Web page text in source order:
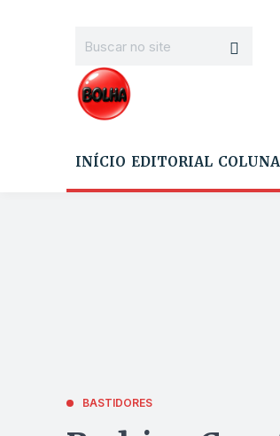
INÍCIO EDITORIAL
BASTIDORES